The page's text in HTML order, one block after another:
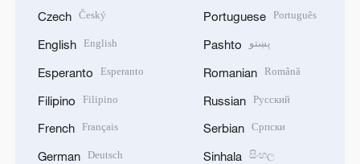
Czech Český
English English
Esperanto Esperanto
Filipino Filipino
French Français
German Deutsch
Portuguese Português
Pashto پښتو
Romanian Română
Russian Русский
Serbian Српски
Sinhala සිංහල